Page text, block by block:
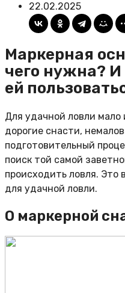
22.02.2025
Маркерная
чего нужна?
ей
Для удачной ловли мало
дорогие снасти,
подготовительный
поиск той самой
происходить ловля. Это
для удачной ловли.
О маркерной